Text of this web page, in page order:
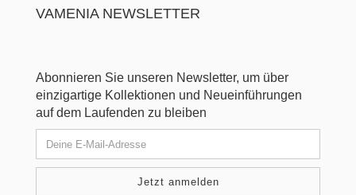
VAMENIA NEWSLETTER
Abonnieren Sie unseren Newsletter, um über
einzigartige Kollektionen und Neueinführungen
auf dem Laufenden zu bleiben